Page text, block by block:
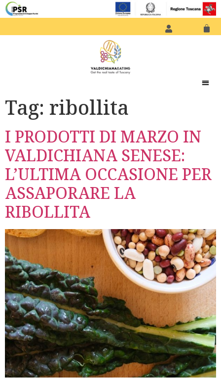
Tag: ribollita
I PRODOTTI DI MARZO IN
VALDICHIANA SENESE:
L’ULTIMA OCCASIONE PER
ASSAPORARE LA
RIBOLLITA